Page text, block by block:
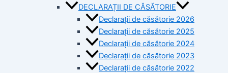
DECLARAȚII DE CĂSĂTORIE
Declarații de căsătorie 2026
Declarații de căsătorie 2025
Declarații de căsătorie 2024
Declarații de căsătorie 2023
Declarații de căsătorie 2022